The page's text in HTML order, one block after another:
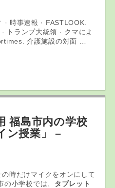
· 時事速報 · FASTLOOK.
トランプ大統領 · クマによ
介護施設の対面 …
福島市内の学校
ン授業」 –
時だけマイクをオンにして
小学校では、 タブレット